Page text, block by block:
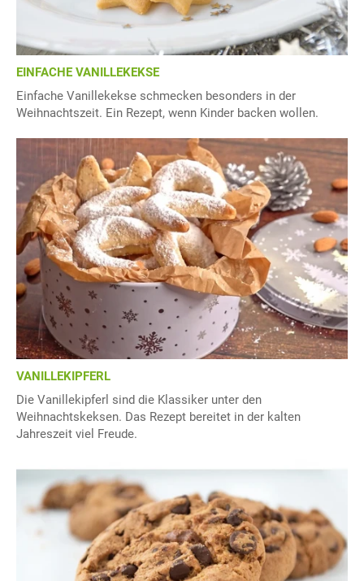
EINFACHE VANILLEKEKSE
Einfache Vanillekekse schmecken besonders in der
Weihnachtszeit. Ein Rezept, wenn Kinder backen wollen.
VANILLEKIPFERL
Die Vanillekipferl sind die Klassiker unter den
Weihnachtskeksen. Das Rezept bereitet in der kalten
Jahreszeit viel Freude.